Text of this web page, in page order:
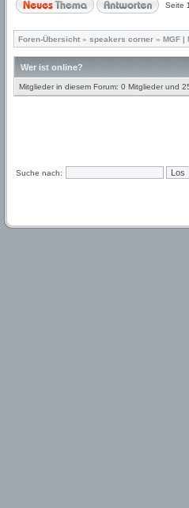
Seite 1
Foren-Übersicht » speakers corner » MGF |
Wer ist online?
Mitglieder in diesem Forum: 0 Mitglieder und
Suche nach: